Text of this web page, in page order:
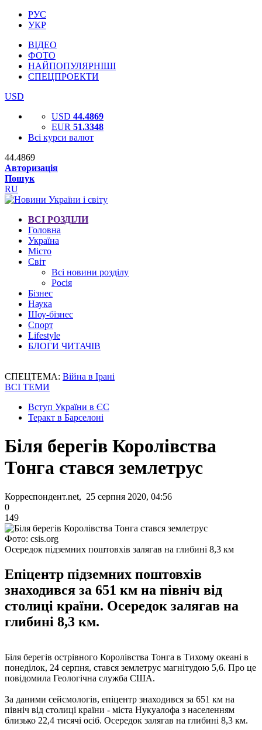
РУС
УКР
ВІДЕО
ФОТО
НАЙПОПУЛЯРНІШІ
СПЕЦПРОЕКТИ
USD
USD 44.4869
EUR 51.3348
Всі курси валют
44.4869
Авторизація
Пошук
RU
ВСІ РОЗДІЛИ
Головна
Україна
Місто
Світ
Всі новини розділу
Росія
Бізнес
Наука
Шоу-бізнес
Спорт
Lifestyle
БЛОГИ ЧИТАЧІВ
СПЕЦТЕМА: Війна в Ірані
ВСІ ТЕМИ
Вступ України в ЄС
Теракт в Барселоні
Біля берегів Королівства
Тонга стався землетрус
Корреспондент.net, 25 серпня 2020, 04:56
0
149
Фото: csis.org
Осередок підземних поштовхів залягав на глибині 8,3 км
Епіцентр підземних поштовхів
знаходився за 651 км на північ від
столиці країни. Осередок залягав на
глибині 8,3 км.
Біля берегів острівного Королівства Тонга в Тихому океані в
понеділок, 24 серпня, стався землетрус магнітудою 5,6. Про це
повідомила Геологічна служба США.
За даними сейсмологів, епіцентр знаходився за 651 км на
північ від столиці країни - міста Нукуалофа з населенням
близько 22,4 тисячі осіб. Осередок залягав на глибині 8,3 км.